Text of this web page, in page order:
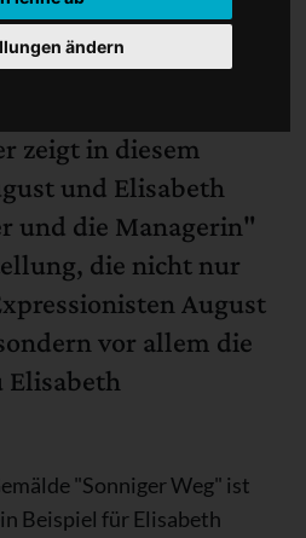
ändern
zeigt in diesem
und Elisabeth
und die Managerin"
die nicht nur
August
vor allem die
Elisabeth
"Sonniger Weg" ist
Beispiel für Elisabeth